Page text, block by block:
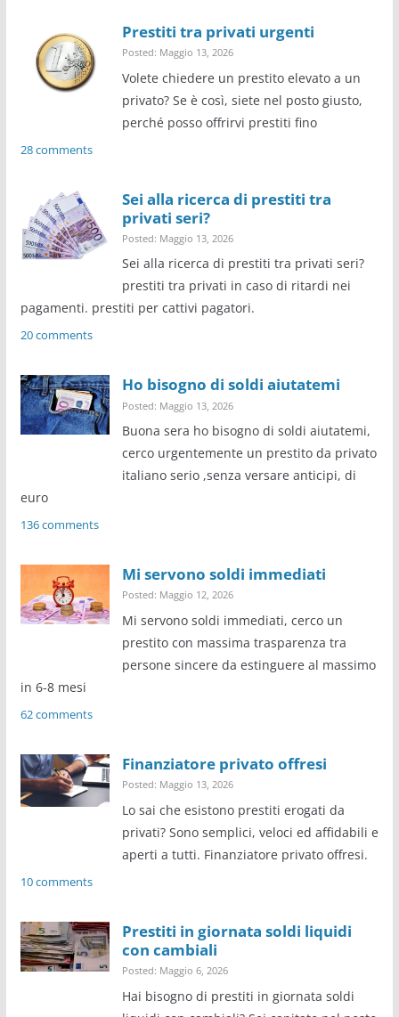
Prestiti tra privati urgenti
Posted: Maggio 13, 2026
Volete chiedere un prestito elevato a un
privato? Se è così, siete nel posto giusto,
perché posso offrirvi prestiti fino
28 comments
Sei alla ricerca di prestiti tra
privati seri?
Posted: Maggio 13, 2026
Sei alla ricerca di prestiti tra privati seri?
prestiti tra privati in caso di ritardi nei
pagamenti. prestiti per cattivi pagatori.
20 comments
Ho bisogno di soldi aiutatemi
Posted: Maggio 13, 2026
Buona sera ho bisogno di soldi aiutatemi,
cerco urgentemente un prestito da privato
italiano serio ,senza versare anticipi, di
euro
136 comments
Mi servono soldi immediati
Posted: Maggio 12, 2026
Mi servono soldi immediati, cerco un
prestito con massima trasparenza tra
persone sincere da estinguere al massimo
in 6-8 mesi
62 comments
Finanziatore privato offresi
Posted: Maggio 13, 2026
Lo sai che esistono prestiti erogati da
privati? Sono semplici, veloci ed affidabili e
aperti a tutti. Finanziatore privato offresi.
10 comments
Prestiti in giornata soldi liquidi
con cambiali
Posted: Maggio 6, 2026
Hai bisogno di prestiti in giornata soldi